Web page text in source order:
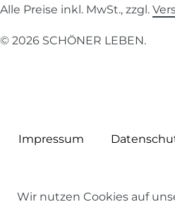
Alle Preise inkl. MwSt., zzgl.
© 2026 SCHÖNER LEBEN.
Impressum
Wir nutzen Cookies auf